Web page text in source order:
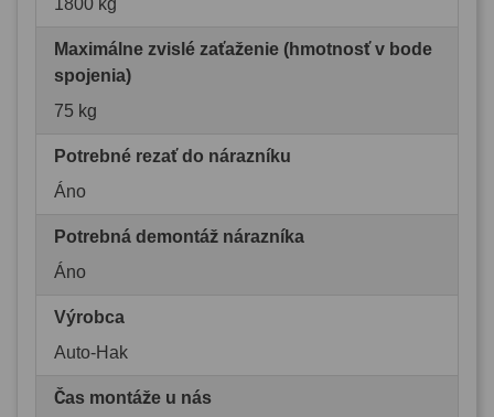
Maximálne zvislé zaťaženie (hmotnosť v bode
spojenia)
75 kg
Potrebné rezať do nárazníku
Áno
Potrebná demontáž nárazníka
Áno
Výrobca
Auto-Hak
Čas montáže u nás